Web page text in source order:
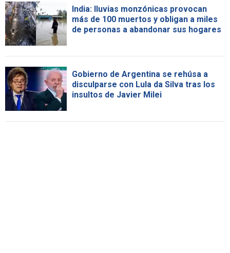
India: lluvias monzónicas provocan
más de 100 muertos y obligan a miles
de personas a abandonar sus hogares
Gobierno de Argentina se rehúsa a
disculparse con Lula da Silva tras los
insultos de Javier Milei